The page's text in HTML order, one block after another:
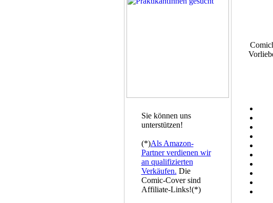
Sie können uns
unterstützen!
(*)Als Amazon-
Partner verdienen wir
an qualifizierten
Verkäufen. Die
Comic-Cover sind
Affiliate-Links!(*)